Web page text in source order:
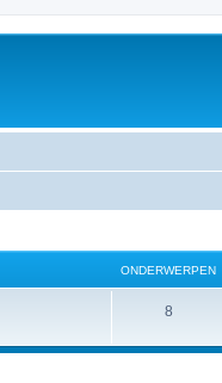
ONDERWERPEN
8